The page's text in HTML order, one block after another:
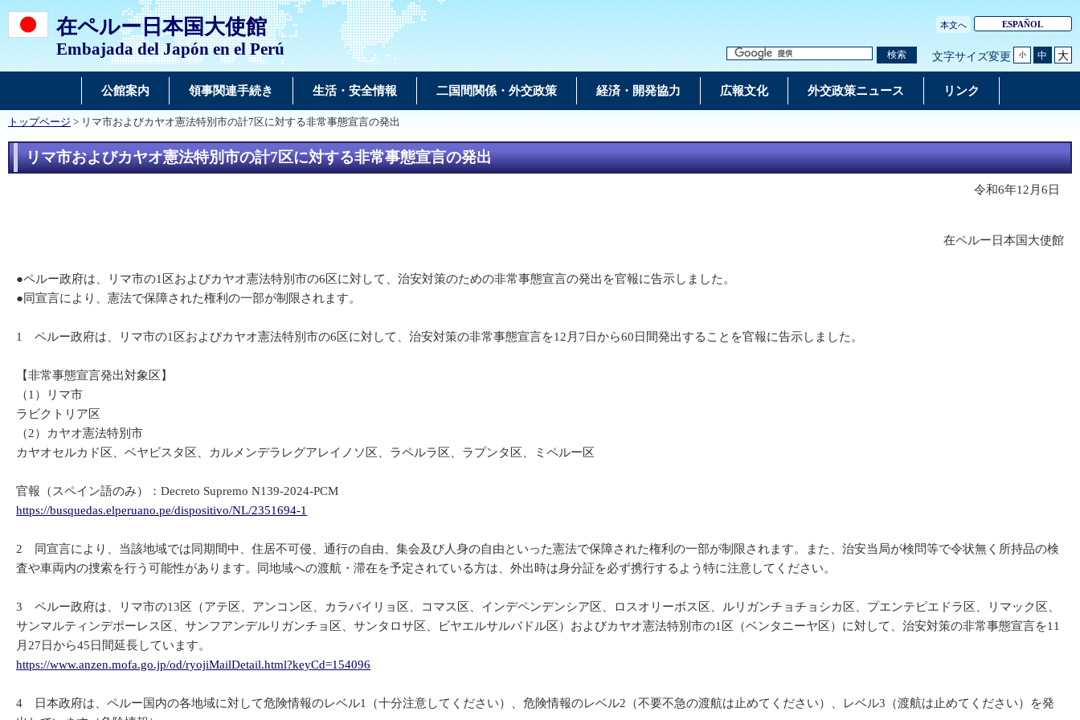
在ペルー日本国大使館
Embajada del Japón en el Perú
本文へ ESPAÑOL
検索 文字サイズ変更 小 中 大
公館案内 領事関連手続き 生活・安全情報 二国間関係・外交政策 経済・開発協力 広報文化 外交政策ニュース リンク
トップページ > リマ市およびカヤオ憲法特別市の計7区に対する非常事態宣言の発出
リマ市およびカヤオ憲法特別市の計7区に対する非常事態宣言の発出
令和6年12月6日
在ペルー日本国大使館
●ペルー政府は、リマ市の1区およびカヤオ憲法特別市の6区に対して、治安対策のための非常事態宣言の発出を官報に告示しました。
●同宣言により、憲法で保障された権利の一部が制限されます。
1 ペルー政府は、リマ市の1区およびカヤオ憲法特別市の6区に対して、治安対策の非常事態宣言を12月7日から60日間発出することを官報に告示しました。
【非常事態宣言発出対象区】
（1）リマ市
ラビクトリア区
（2）カヤオ憲法特別市
カヤオセルカド区、ベヤビスタ区、カルメンデラレグアレイノソ区、ラペルラ区、ラプンタ区、ミペルー区
官報（スペイン語のみ）：Decreto Supremo N139-2024-PCM
https://busquedas.elperuano.pe/dispositivo/NL/2351694-1
2 同宣言により、当該地域では同期間中、住居不可侵、通行の自由、集会及び人身の自由といった憲法で保障された権利の一部が制限されます。また、治安当局が検問等で令状無く所持品の検
査や車両内の捜索を行う可能性があります。同地域への渡航・滞在を予定されている方は、外出時は身分証を必ず携行するよう特に注意してください。
3 ペルー政府は、リマ市の13区（アテ区、アンコン区、カラバイリョ区、コマス区、インデペンデンシア区、ロスオリーボス区、ルリガンチョチョシカ区、プエンテピエドラ区、リマック区、
サンマルティンデポーレス区、サンフアンデルリガンチョ区、サンタロサ区、ビヤエルサルバドル区）およびカヤオ憲法特別市の1区（ベンタニーヤ区）に対して、治安対策の非常事態宣言を11
月27日から45日間延長しています。
https://www.anzen.mofa.go.jp/od/ryojiMailDetail.html?keyCd=154096
4 日本政府は、ペルー国内の各地域に対して危険情報のレベル1（十分注意してください）、危険情報のレベル2（不要不急の渡航は止めてください）、レベル3（渡航は止めてください）を発